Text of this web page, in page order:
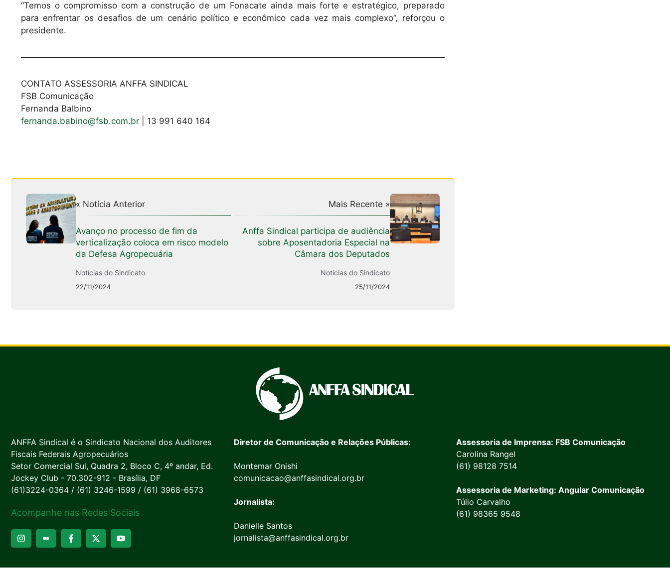
“Temos o compromisso com a construção de um Fonacate ainda mais forte e estratégico, preparado
para enfrentar os desafios de um cenário político e econômico cada vez mais complexo”, reforçou o
presidente.
CONTATO ASSESSORIA ANFFA SINDICAL
FSB Comunicação
Fernanda Balbino
fernanda.babino@fsb.com.br | 13 991 640 164
« Notícia Anterior
Avanço no processo de fim da
verticalização coloca em risco modelo
da Defesa Agropecuária
Notícias do Sindicato
22/11/2024
Mais Recente »
Anffa Sindical participa de audiência
sobre Aposentadoria Especial na
Câmara dos Deputados
Notícias do Sindicato
25/11/2024
ANFFA Sindical é o Sindicato Nacional dos Auditores
Fiscais Federais Agropecuários
Setor Comercial Sul, Quadra 2, Bloco C, 4º andar, Ed.
Jockey Club - 70.302-912 - Brasília, DF
(61)3224-0364 / (61) 3246-1599 / (61) 3968-6573
Acompanhe nas Redes Sociais
Diretor de Comunicação e Relações Públicas:
Montemar Onishi
comunicacao@anffasindical.org.br
Jornalista:
Danielle Santos
jornalista@anffasindical.org.br
Assessoria de Imprensa: FSB Comunicação
Carolina Rangel
(61) 98128 7514
Assessoria de Marketing: Angular Comunicação
Túlio Carvalho
(61) 98365 9548